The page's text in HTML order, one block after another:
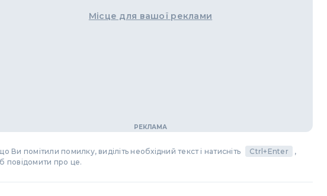
Місце для вашої реклами
Ви помітили помилку, виділіть необхідний текст і натисніть Ctrl+Enter
,
повідомити про це.